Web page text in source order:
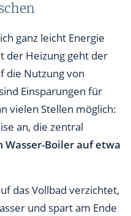
ganz leicht Energie
der Heizung geht der
die Nutzung von
Einsparungen für
vielen Stellen möglich:
an, die zentral
Boiler auf etwa
das Vollbad verzichtet,
und spart am Ende